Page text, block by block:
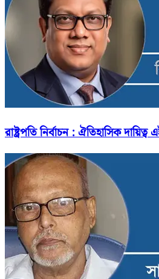
রাষ্ট্রপতি নির্বাচন : ঐতিহাসিক